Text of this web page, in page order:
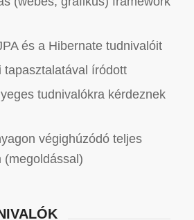
és a Hibernate tudnivalóit
tapasztalatával íródott
tudnivalókra kérdeznek
végighúzódó teljes
(megoldással)